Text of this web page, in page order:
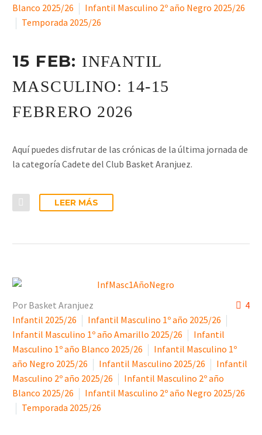
Blanco 2025/26
Infantil Masculino 2º año Negro 2025/26
Temporada 2025/26
15 FEB: INFANTIL
MASCULINO: 14-15
FEBRERO 2026
Aquí puedes disfrutar de las crónicas de la última jornada de
la categoría Cadete del Club Basket Aranjuez.
LEER MÁS
4
Por Basket Aranjuez
Infantil 2025/26
Infantil Masculino 1º año 2025/26
Infantil Masculino 1º año Amarillo 2025/26
Infantil
Masculino 1º año Blanco 2025/26
Infantil Masculino 1º
año Negro 2025/26
Infantil Masculino 2025/26
Infantil
Masculino 2º año 2025/26
Infantil Masculino 2º año
Blanco 2025/26
Infantil Masculino 2º año Negro 2025/26
Temporada 2025/26